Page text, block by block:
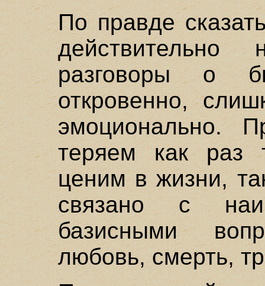
По правде
разговоры о
откровенно,
эмоционально.
теряем как раз
ценим в жизни,
связано с
базисными
любовь, смерть,